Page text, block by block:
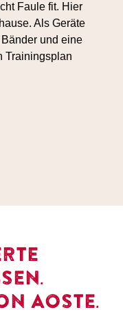
Faule fit. Hier
Als Geräte
und eine
Trainingsplan
AOSTE.